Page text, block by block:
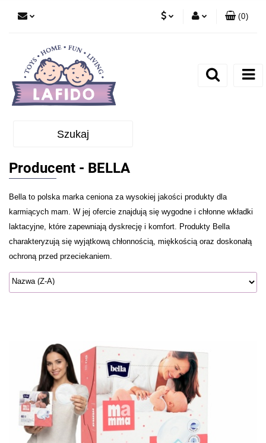
Zarejestruj się
(0)
Szukaj
Producent - BELLA
Bella to polska marka ceniona za wysokiej jakości produkty dla
karmiących mam. W jej ofercie znajdują się wygodne i chłonne wkładki
laktacyjne, które zapewniają dyskrecję i komfort. Produkty Bella
charakteryzują się wyjątkową chłonnością, miękkością oraz doskonałą
ochroną przed przeciekaniem.